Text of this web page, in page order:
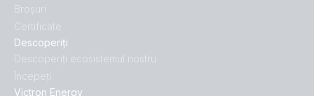
Descoperiți
Descoperiți ecosistemul nostru
Începeți
Victron Energy
Broșuri
Certificate